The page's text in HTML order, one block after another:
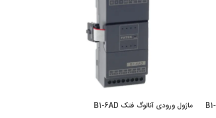
ماژول ورودی آنالوگ فتک B1-6AD